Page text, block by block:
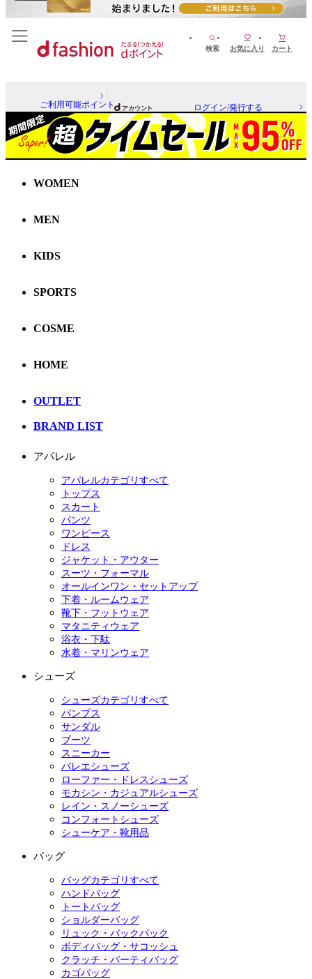
検索 お気に入り カート
ご利用可能ポイント ログイン/発行する
WOMEN
MEN
KIDS
SPORTS
COSME
HOME
OUTLET
BRAND LIST
アパレル
アパレルカテゴリすべて
トップス
スカート
パンツ
ワンピース
ドレス
ジャケット・アウター
スーツ・フォーマル
オールインワン・セットアップ
下着・ルームウェア
靴下・フットウェア
マタニティウェア
浴衣・下駄
水着・マリンウェア
シューズ
シューズカテゴリすべて
パンプス
サンダル
ブーツ
スニーカー
バレエシューズ
ローファー・ドレスシューズ
モカシン・カジュアルシューズ
レイン・スノーシューズ
コンフォートシューズ
シューケア・靴用品
バッグ
バッグカテゴリすべて
ハンドバッグ
トートバッグ
ショルダーバッグ
リュック・バックパック
ボディバッグ・サコッシュ
クラッチ・パーティバッグ
カゴバッグ